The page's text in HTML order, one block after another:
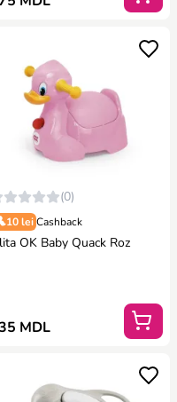
(0)
10 lei Cashback
OK Baby Quack Roz
MDL